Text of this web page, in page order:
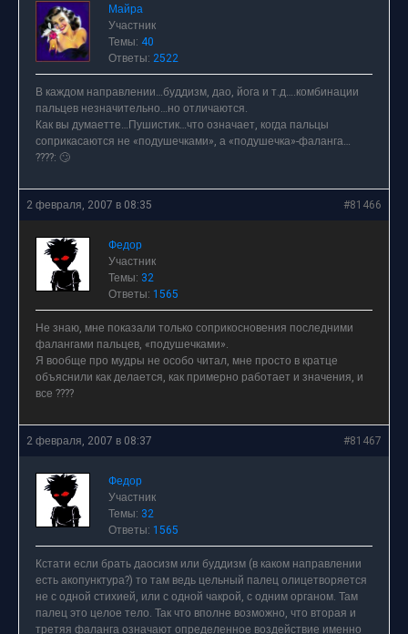
Майра
Участник
Темы: 40
Ответы: 2522
В каждом направлении…буддизм, дао, йога и т.д….комбинации
пальцев незначительно…но отличаются.
Как вы думаетте…Пушистик…что означает, когда пальцы
соприкасаются не «подушечками», а «подушечка»-фаланга…
????: 🙄
2 февраля, 2007 в 08:35 #81466
Федор
Участник
Темы: 32
Ответы: 1565
Не знаю, мне показали только соприкосновения последними
фалангами пальцев, «подушечками».
Я вообще про мудры не особо читал, мне просто в кратце
объяснили как делается, как примерно работает и значения, и
все ????
2 февраля, 2007 в 08:37 #81467
Федор
Участник
Темы: 32
Ответы: 1565
Кстати если брать даосизм или буддизм (в каком направлении
есть акопунктура?) то там ведь цельный палец олицетворяется
не с одной стихией, или с одной чакрой, с одним органом. Там
палец это целое тело. Так что вполне возможно, что вторая и
третяя фаланга означают определенное воздействие именно